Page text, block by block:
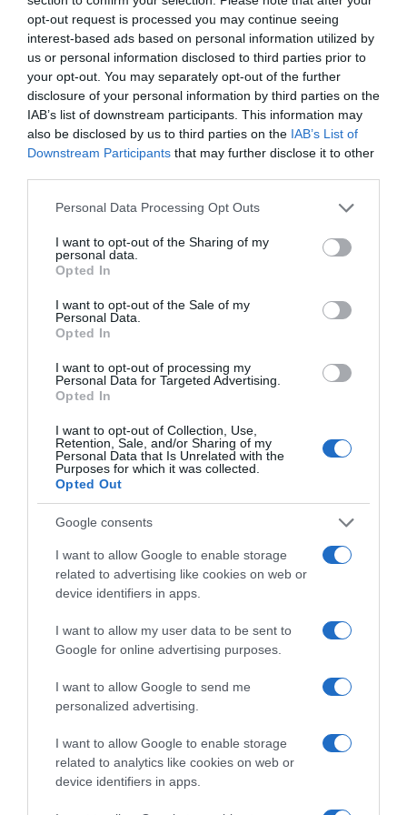
opt-out request is processed you may continue seeing
interest-based ads based on personal information utilized by
us or personal information disclosed to third parties prior to
your opt-out. You may separately opt-out of the further
disclosure of your personal information by third parties on the
IAB’s list of downstream participants. This information may
also be disclosed by us to third parties on the IAB’s List of
Downstream Participants that may further disclose it to other
Please note that this website/app uses one or more Google
not limited to your visit or usage behaviour. You may click to
grant or deny consent to Google and its third-party tags to
use your data for below specified purposes in below Google
consent section.
Personal Data Processing Opt Outs
I want to opt-out of the Sharing of my
personal data.
Opted In
I want to opt-out of the Sale of my
Personal Data.
Opted In
I want to opt-out of processing my
Personal Data for Targeted Advertising.
Opted In
I want to opt-out of Collection, Use,
Retention, Sale, and/or Sharing of my
Personal Data that Is Unrelated with the
Purposes for which it was collected.
Opted Out
Google consents
I want to allow Google to enable storage
related to advertising like cookies on web or
device identifiers in apps.
I want to allow my user data to be sent to
Google for online advertising purposes.
I want to allow Google to send me
personalized advertising.
I want to allow Google to enable storage
related to analytics like cookies on web or
device identifiers in apps.
Címkék: internet, üzenet,Magyar Péter,ex
feleség,közös kép
Korábbi bejegyzések Következő bejegyzés
HASONLÓ BEJEGYZÉSEK
2026-08-10.
Így készíts bélbarát, szuperlaktató reggelit